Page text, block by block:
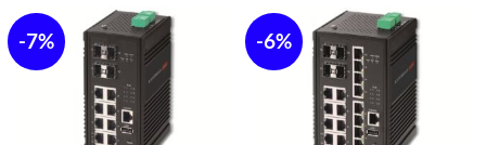
-7% -6%